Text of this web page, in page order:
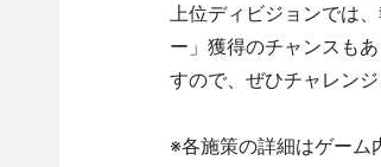
上位ディビジョンでは
ー」獲得のチャンスも
すので、ぜひチャレンジ
※各施策の詳細はゲーム